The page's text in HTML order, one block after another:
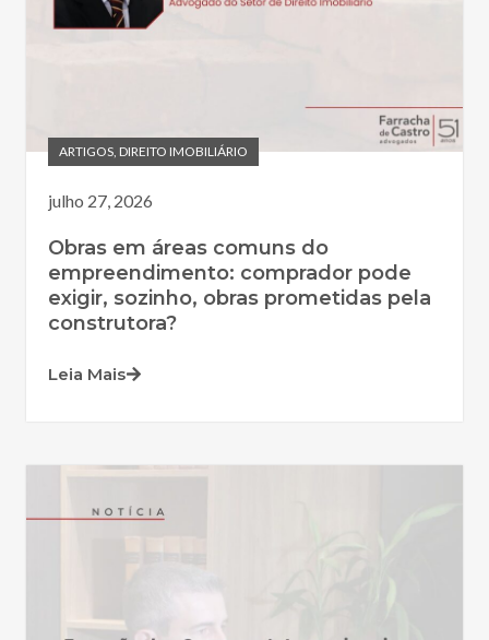
ARTIGOS, DIREITO IMOBILIÁRIO
julho 27, 2026
Obras em áreas comuns do
empreendimento: comprador pode
exigir, sozinho, obras prometidas pela
construtora?
Leia Mais